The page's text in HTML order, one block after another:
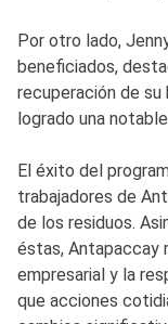
Por otro lado,
beneficiados,
recuperación de su
logrado una
El éxito del
trabajadores de
de los residuos.
éstas, Antapaccay
empresarial y la
que acciones